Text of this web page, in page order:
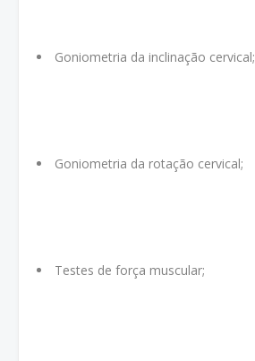
Goniometria da inclinação cervical;
Goniometria da rotação cervical;
Testes de força muscular;